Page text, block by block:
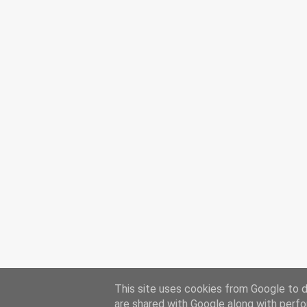
This site uses cookies from Google to
are shared with Google along with